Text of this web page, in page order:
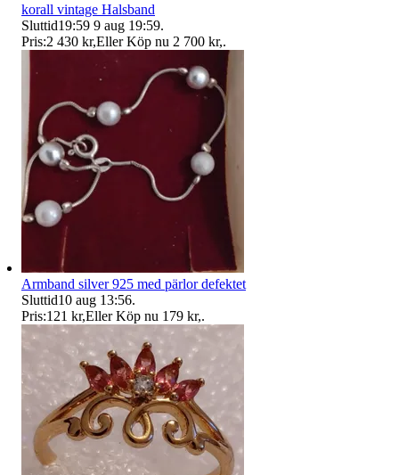
korall vintage Halsband
Sluttid19:59 9 aug 19:59.
Pris:2 430 kr,Eller Köp nu 2 700 kr,.
Armband silver 925 med pärlor defektet
Sluttid10 aug 13:56.
Pris:121 kr,Eller Köp nu 179 kr,.